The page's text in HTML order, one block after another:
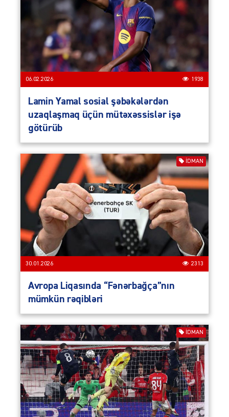
06.02.2026 1938
Lamin Yamal sosial şəbəkələrdən
uzaqlaşmaq üçün mütəxəssislər işə
götürüb
İDMAN
30.01.2026 2313
Avropa Liqasında “Fənərbağça”nın
mümkün rəqibləri
İDMAN